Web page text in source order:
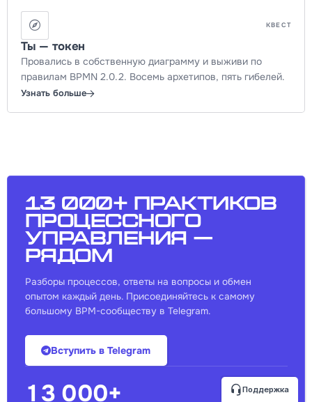
КВЕСТ
Ты — токен
Провались в собственную диаграмму и выживи по
правилам BPMN 2.0.2. Восемь архетипов, пять гибелей.
Узнать больше
13 000+ практиков
процессного
управления —
рядом
Разборы процессов, ответы на вопросы и обмен
опытом каждый день. Присоединяйтесь к самому
большому BPM-сообществу в Telegram.
Вступить в Telegram
13 000+ Поддержка